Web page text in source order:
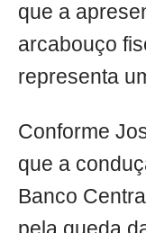
que a
arcabouço
representa
Conforme
que a
Banco